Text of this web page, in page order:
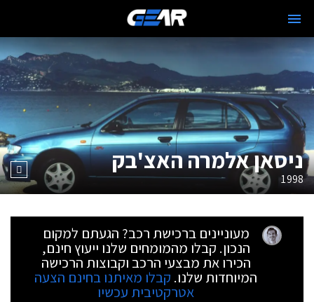
ניסאן אלמרה האצ'בק
1998
מעוניינים ברכישת רכב? הגעתם למקום
הנכון. קבלו מהמומחים שלנו ייעוץ חינם,
הכירו את מבצעי הרכב וקבוצות הרכישה
המיוחדות שלנו. קבלו מאיתנו בחינם הצעה
אטרקטיבית עכשיו